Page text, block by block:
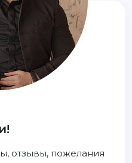
отзывы, пожелания